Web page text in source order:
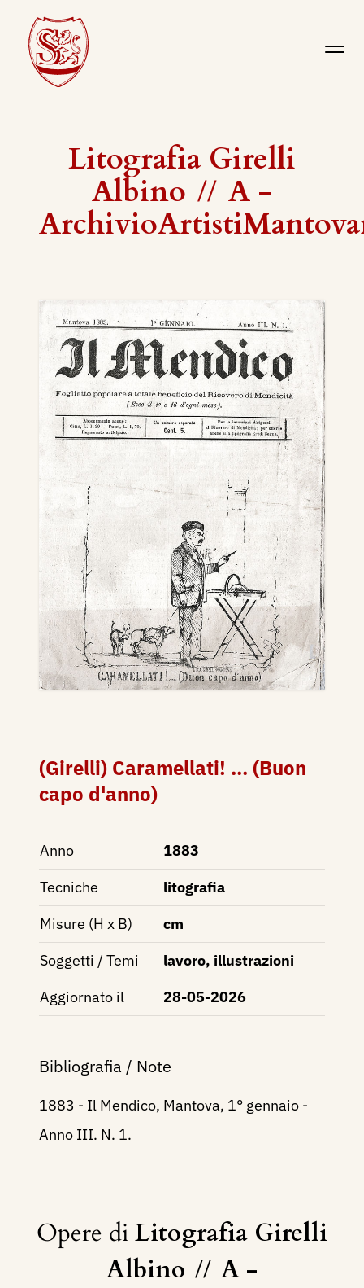
Litografia Girelli
Albino // A -
(Girelli) Caramellati! ... (Buon
capo d'anno)
Anno
1883
Tecniche
litografia
Misure (H x B)
cm
Soggetti / Temi
lavoro, illustrazioni
Aggiornato il
28-05-2026
Bibliografia / Note
1883 - Il Mendico, Mantova, 1° gennaio -
Anno III. N. 1.
Opere diLitografia Girelli
Albino // A -